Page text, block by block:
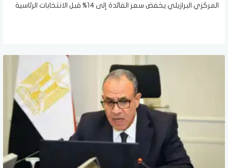
المركزي البرازيلي يخفض سعر الفائدة إلى 14% قبل الانتخابات الرئاسية